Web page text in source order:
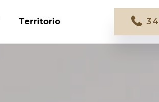
Territorio